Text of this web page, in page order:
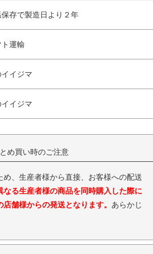
存で製造日より２年
運輸
イジマ
イジマ
め買い時のご注意
、生産者様から直接、お客様への配送
なる生産者様の商品を同時購入した際に
舗様からの発送となります。 あらかじ